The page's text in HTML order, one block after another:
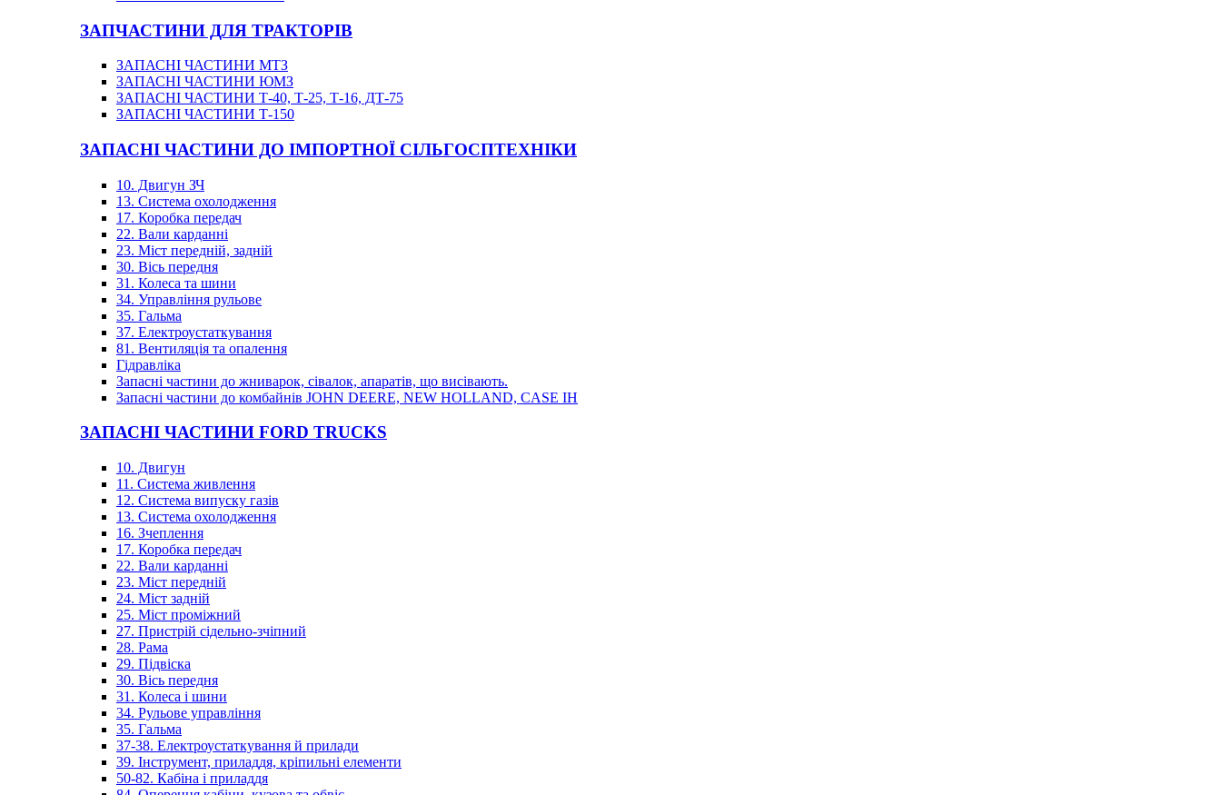
ЗАПЧАСТИНИ ДЛЯ ТРАКТОРІВ
ЗАПАСНІ ЧАСТИНИ МТЗ
ЗАПАСНІ ЧАСТИНИ ЮМЗ
ЗАПАСНІ ЧАСТИНИ Т-40, Т-25, Т-16, ДТ-75
ЗАПАСНІ ЧАСТИНИ Т-150
ЗАПАСНІ ЧАСТИНИ ДО ІМПОРТНОЇ СІЛЬГОСПТЕХНІКИ
10. Двигун ЗЧ
13. Система охолодження
17. Коробка передач
22. Вали карданні
23. Міст передній, задній
30. Вісь передня
31. Колеса та шини
34. Управління рульове
35. Гальма
37. Електроустаткування
81. Вентиляція та опалення
Гідравліка
Запасні частини до жниварок, сівалок, апаратів, що висівають.
Запасні частини до комбайнів JOHN DEERE, NEW HOLLAND, CASE IH
ЗАПАСНІ ЧАСТИНИ FORD TRUCKS
10. Двигун
11. Система живлення
12. Система випуску газів
13. Система охолодження
16. Зчеплення
17. Коробка передач
22. Вали карданні
23. Міст передній
24. Міст задній
25. Міст проміжний
27. Пристрій сідельно-зчіпний
28. Рама
29. Підвіска
30. Вісь передня
31. Колеса і шини
34. Рульове управління
35. Гальма
37-38. Електроустаткування й прилади
39. Інструмент, приладдя, кріпильні елементи
50-82. Кабіна і приладдя